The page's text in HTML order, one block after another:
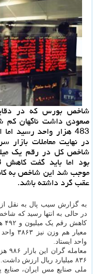
شاخص بورس كه در
صعودی داشت ناگهان كم
483 هزار واحد
در نهایت معاملات بازار
عقب گرد داشته باشد.
به گزارش سیب پال به نقل از
واحد ایستاد.
۸۳۶ میلیارد ریال ارزش داشت.
ملی صنایع مس ایران، صنایع